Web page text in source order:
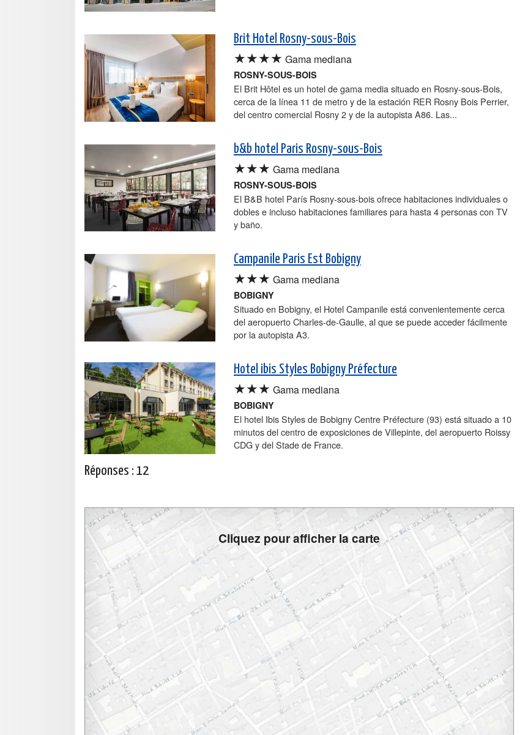
Brit Hotel Rosny-sous-Bois
★★★★ Gama mediana
ROSNY-SOUS-BOIS
El Brit Hôtel es un hotel de gama media situado en Rosny-sous-Bois,
cerca de la línea 11 de metro y de la estación RER Rosny Bois Perrier,
del centro comercial Rosny 2 y de la autopista A86. Las...
b&b hotel Paris Rosny-sous-Bois
★★★ Gama mediana
ROSNY-SOUS-BOIS
El B&B hotel París Rosny-sous-bois ofrece habitaciones individuales o
dobles e incluso habitaciones familiares para hasta 4 personas con TV
y baño.
Campanile Paris Est Bobigny
★★★ Gama mediana
BOBIGNY
Situado en Bobigny, el Hotel Campanile está convenientemente cerca
del aeropuerto Charles-de-Gaulle, al que se puede acceder fácilmente
por la autopista A3.
Hotel ibis Styles Bobigny Préfecture
★★★ Gama mediana
BOBIGNY
El hotel Ibis Styles de Bobigny Centre Préfecture (93) está situado a 10
minutos del centro de exposiciones de Villepinte, del aeropuerto Roissy
CDG y del Stade de France.
Réponses : 12
Cliquez pour afficher la carte